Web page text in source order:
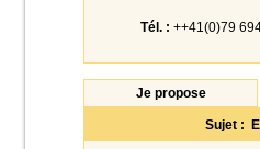
Tél. : ++41(0)79
Je propose
Sujet :